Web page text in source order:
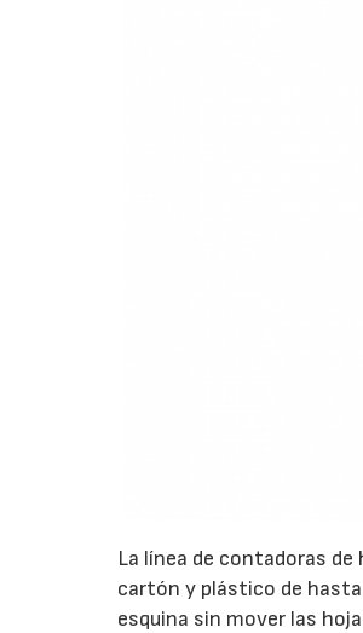
La línea de contadoras
cartón y plástico de
esquina sin mover las